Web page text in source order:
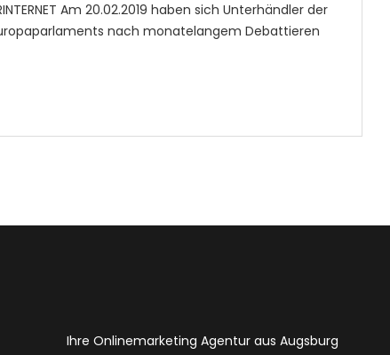
Am 20.02.2019 haben sich Unterhändler der
nach monatelangem Debattieren
Ihre Onlinemarketing Agentur aus Augsburg